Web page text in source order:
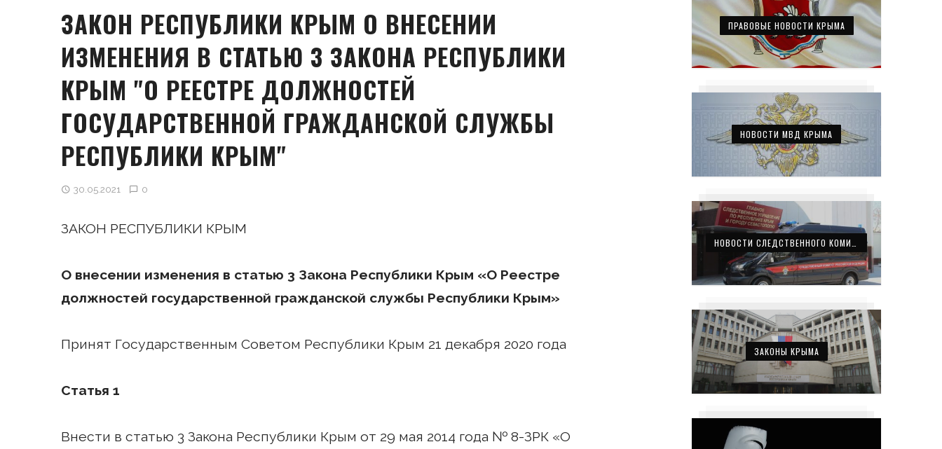
ЗАКОН РЕСПУБЛИКИ КРЫМ О ВНЕСЕНИИ
ИЗМЕНЕНИЯ В СТАТЬЮ 3 ЗАКОНА РЕСПУБЛИКИ
КРЫМ "О РЕЕСТРЕ ДОЛЖНОСТЕЙ
ГОСУДАРСТВЕННОЙ ГРАЖДАНСКОЙ СЛУЖБЫ
РЕСПУБЛИКИ КРЫМ"
30.05.2021 0
ЗАКОН РЕСПУБЛИКИ КРЫМ
О внесении изменения в статью 3 Закона Республики Крым «О Реестре
должностей государственной гражданской службы Республики Крым»
Принят Государственным Советом Республики Крым 21 декабря 2020 года
Статья 1
Внести в статью 3 Закона Республики Крым от 29 мая 2014 года № 8-ЗРК «О
ПРАВОВЫЕ НОВОСТИ КРЫМА
НОВОСТИ МВД КРЫМА
ЗАКОНЫ КРЫМА